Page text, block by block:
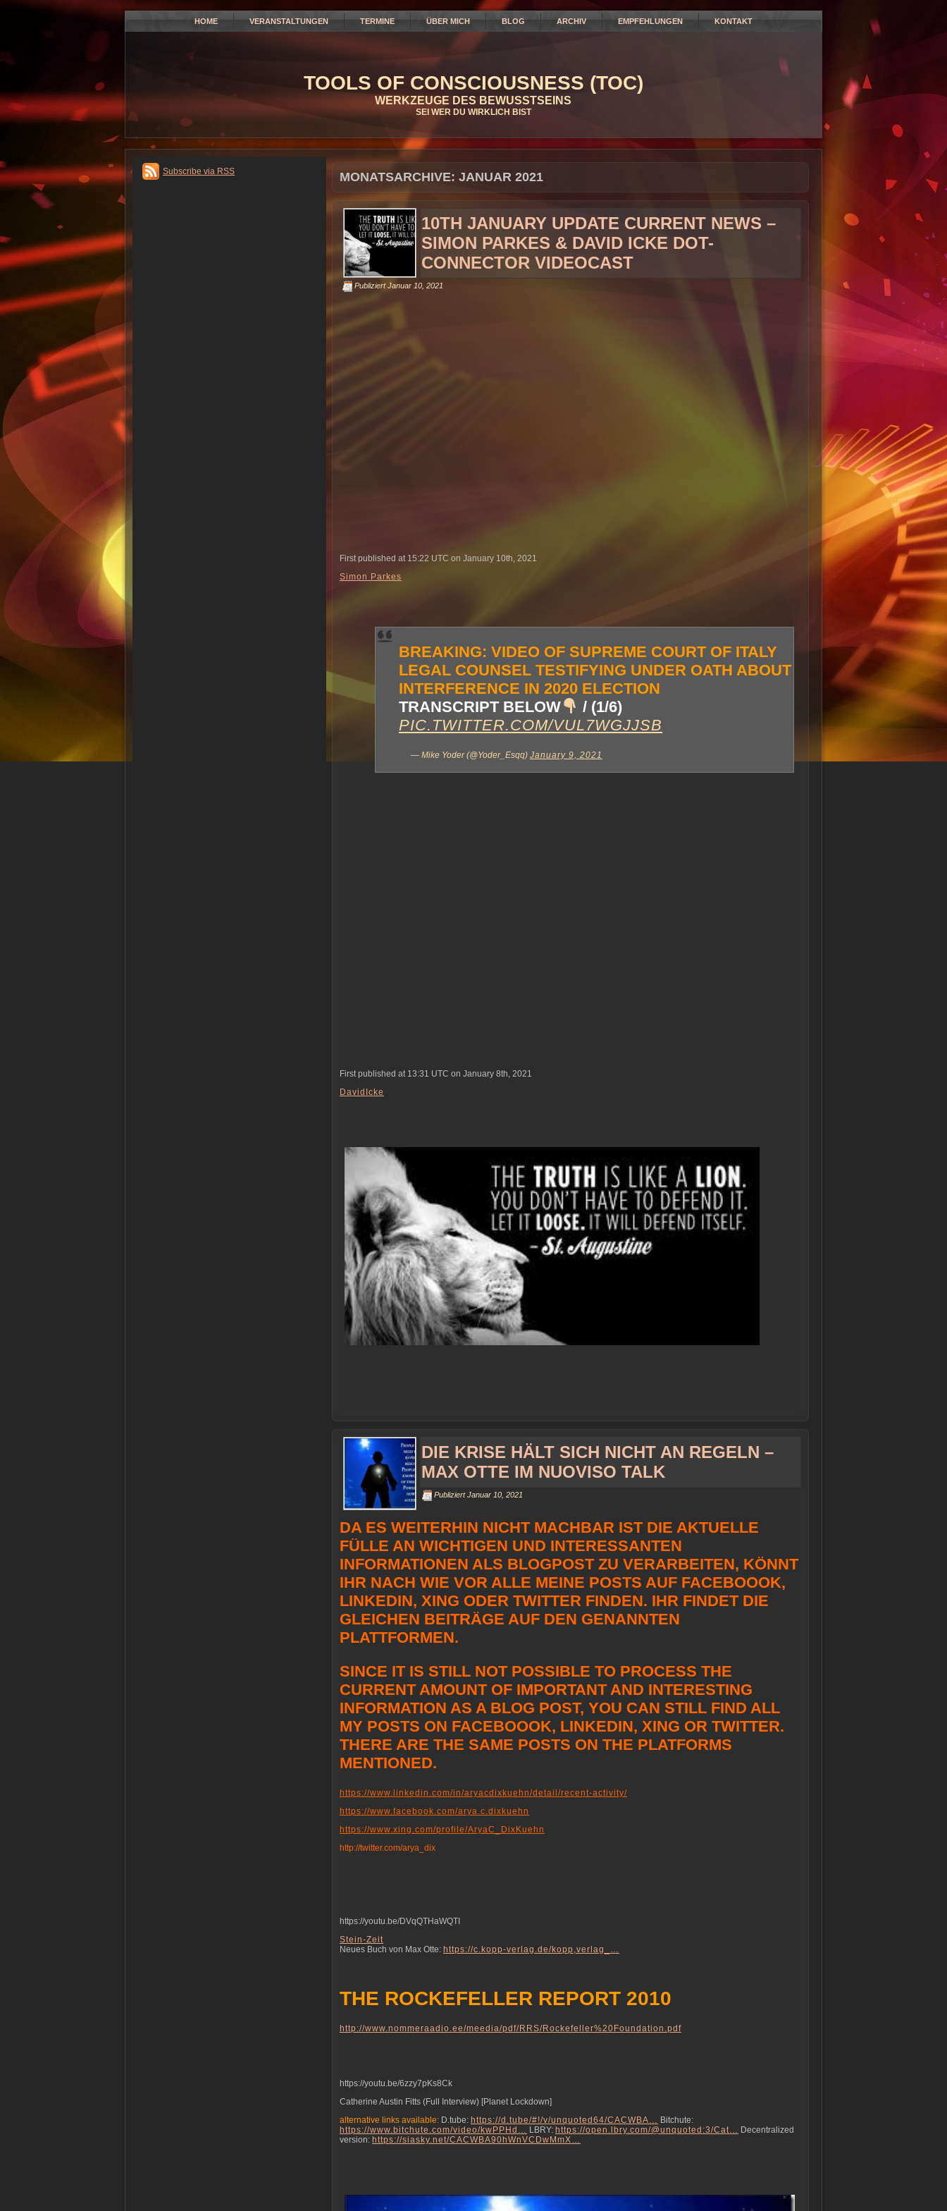
HOME VERANSTALTUNGEN TERMINE ÜBER MICH BLOG ARCHIV EMPFEHLUNGEN KONTAKT
TOOLS OF CONSCIOUSNESS (TOC)
WERKZEUGE DES BEWUSSTSEINS
SEI WER DU WIRKLICH BIST
Subscribe via RSS MONATSARCHIVE: JANUAR 2021
10TH JANUARY UPDATE CURRENT NEWS –
SIMON PARKES & DAVID ICKE DOT-
CONNECTOR VIDEOCAST
Publiziert Januar 10, 2021
First published at 15:22 UTC on January 10th, 2021
Simon Parkes
.
.
BREAKING: VIDEO OF SUPREME COURT OF ITALY
LEGAL COUNSEL TESTIFYING UNDER OATH ABOUT
INTERFERENCE IN 2020 ELECTION
TRANSCRIPT BELOW
/ (1/6)
PIC.TWITTER.COM/VUL7WGJJSB
— Mike Yoder (@Yoder_Esqq) January 9, 2021
.
.
First published at 13:31 UTC on January 8th, 2021
DavidIcke
.
.
.
.
.
DIE KRISE HÄLT SICH NICHT AN REGELN –
MAX OTTE IM NUOVISO TALK
Publiziert Januar 10, 2021
DA ES WEITERHIN NICHT MACHBAR IST DIE AKTUELLE
FÜLLE AN WICHTIGEN UND INTERESSANTEN
INFORMATIONEN ALS BLOGPOST ZU VERARBEITEN, KÖNNT
IHR NACH WIE VOR ALLE MEINE POSTS AUF FACEBOOOK,
LINKEDIN, XING ODER TWITTER FINDEN. IHR FINDET DIE
GLEICHEN BEITRÄGE AUF DEN GENANNTEN
PLATTFORMEN.
SINCE IT IS STILL NOT POSSIBLE TO PROCESS THE
CURRENT AMOUNT OF IMPORTANT AND INTERESTING
INFORMATION AS A BLOG POST, YOU CAN STILL FIND ALL
MY POSTS ON FACEBOOOK, LINKEDIN, XING OR TWITTER.
THERE ARE THE SAME POSTS ON THE PLATFORMS
MENTIONED.
https://www.linkedin.com/in/aryacdixkuehn/detail/recent-activity/
https://www.facebook.com/arya.c.dixkuehn
https://www.xing.com/profile/AryaC_DixKuehn
http://twitter.com/arya_dix
.
.
https://youtu.be/DVqQTHaWQTI
Stein-Zeit
Neues Buch von Max Otte: https://c.kopp-verlag.de/kopp,verlag_…
.
.
THE ROCKEFELLER REPORT 2010
http://www.nommeraadio.ee/meedia/pdf/RRS/Rockefeller%20Foundation.pdf
.
.
https://youtu.be/6zzy7pKs8Ck
Catherine Austin Fitts (Full Interview) [Planet Lockdown]
alternative links available: D.tube: https://d.tube/#!/v/unquoted64/CACWBA… Bitchute:
https://www.bitchute.com/video/kwPPHd… LBRY: https://open.lbry.com/@unquoted:3/Cat… Decentralized
version: https://siasky.net/CACWBA90hWnVCDwMmX…
.
.